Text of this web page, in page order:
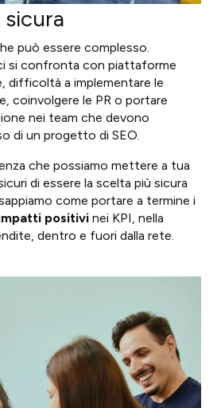
sicura
può essere complesso.
si confronta con piattaforme
difficoltà a implementare le
coinvolgere le PR o portare
nei team che devono
di un progetto di SEO.
che possiamo mettere a tua
di essere la scelta più sicura
come portare a termine i
positivi nei KPI, nella
dentro e fuori dalla rete.